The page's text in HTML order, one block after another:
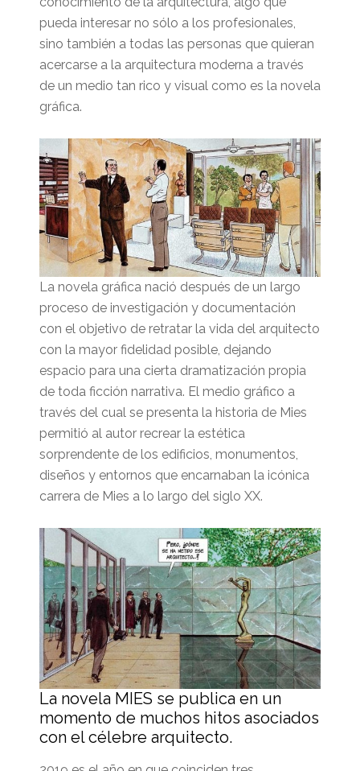
pueda interesar no sólo a los profesionales,
sino también a todas las personas que quieran
acercarse a la arquitectura moderna a través
de un medio tan rico y visual como es la novela
gráfica.
La novela gráfica nació después de un largo
proceso de investigación y documentación
con el objetivo de retratar la vida del arquitecto
con la mayor fidelidad posible, dejando
espacio para una cierta dramatización propia
de toda ficción narrativa. El medio gráfico a
través del cual se presenta la historia de Mies
permitió al autor recrear la estética
sorprendente de los edificios, monumentos,
diseños y entornos que encarnaban la icónica
carrera de Mies a lo largo del siglo XX.
La novela MIES se publica en un
momento de muchos hitos asociados
con el célebre arquitecto.